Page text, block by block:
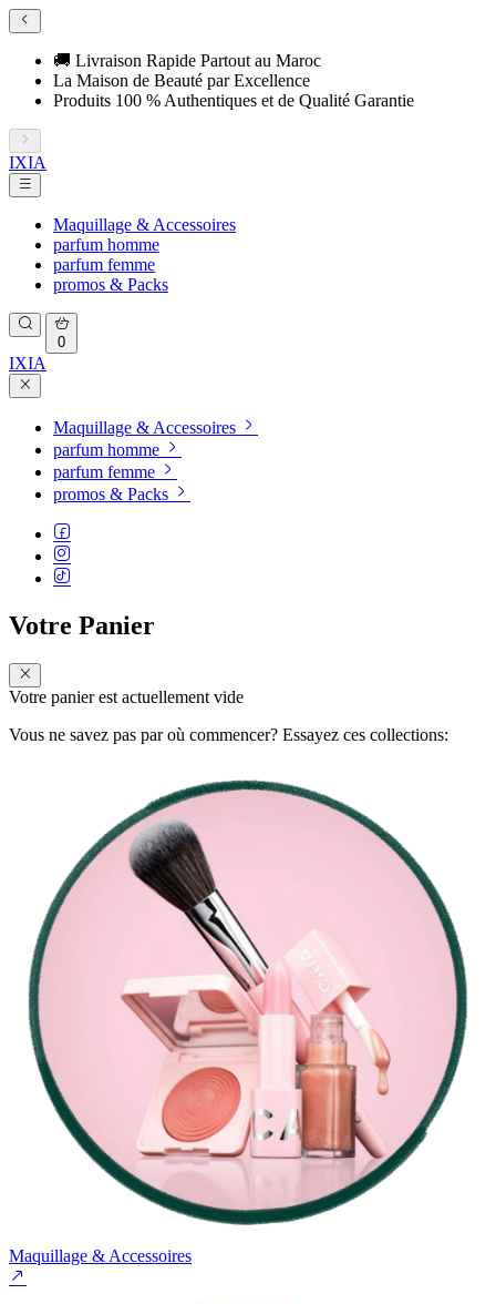
🚚 Livraison Rapide Partout au Maroc
La Maison de Beauté par Excellence
Produits 100 % Authentiques et de Qualité Garantie
IXIA
Maquillage & Accessoires
parfum homme
parfum femme
promos & Packs
0
IXIA
Maquillage & Accessoires
parfum homme
parfum femme
promos & Packs
Votre Panier
Votre panier est actuellement vide
Vous ne savez pas par où commencer? Essayez ces collections:
Maquillage & Accessoires